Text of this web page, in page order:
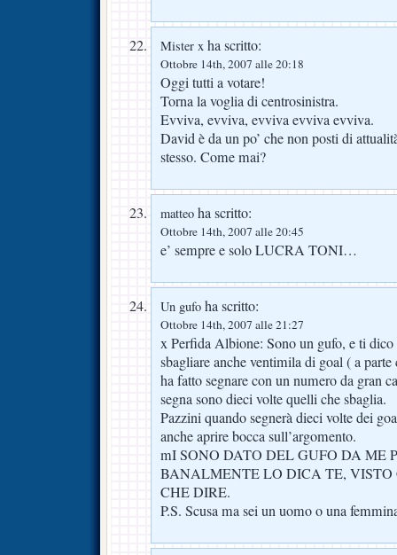
Mister x ha scritto:
Ottobre 14th, 2007 alle 20:18
Oggi tutti a votare!
Torna la voglia di centrosinistra.
Evviva, evviva, evviva evviva evviva.
David è da un po’ che non posti di
stesso. Come mai?
matteo ha scritto:
Ottobre 14th, 2007 alle 20:45
e’ sempre e solo LUCRA TONI…
Un gufo ha scritto:
Ottobre 14th, 2007 alle 21:27
x Perfida Albione: Sono un gufo, e ti
sbagliare anche ventimila di goal ( a
ha fatto segnare con un numero da gran
segna sono dieci volte quelli che sbaglia.
Pazzini quando segnerà dieci volte dei
anche aprire bocca sull’argomento.
mI SONO DATO DEL GUFO DA ME
BANALMENTE LO DICA TE, VISTO
CHE DIRE.
P.S. Scusa ma sei un uomo o una